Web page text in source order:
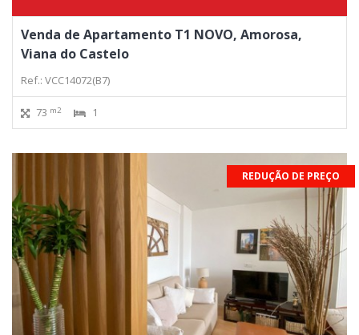
Venda de Apartamento T1 NOVO, Amorosa,
Viana do Castelo
Ref.: VCC14072(B7)
73 m2 1
REDUÇÃO DE PREÇO